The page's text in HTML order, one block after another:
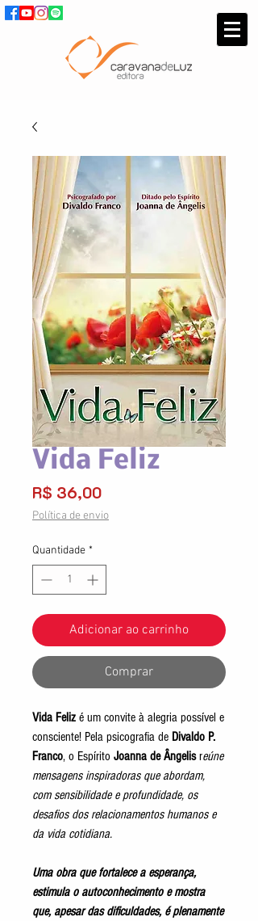
Vida Feliz
R$ 36,00Preço
Política de envio
Quantidade *
Adicionar ao carrinho
Comprar
Vida Feliz é um convite à alegria possível e
consciente! Pela psicografia de Divaldo P.
Franco, o Espírito Joanna de Ângelisreúne
mensagens inspiradoras que abordam,
com sensibilidade e profundidade, os
desafios dos relacionamentos humanos e
da vida cotidiana.
Uma obra que fortalece a esperança,
estimula o autoconhecimento e mostra
que, apesar das dificuldades, é plenamente